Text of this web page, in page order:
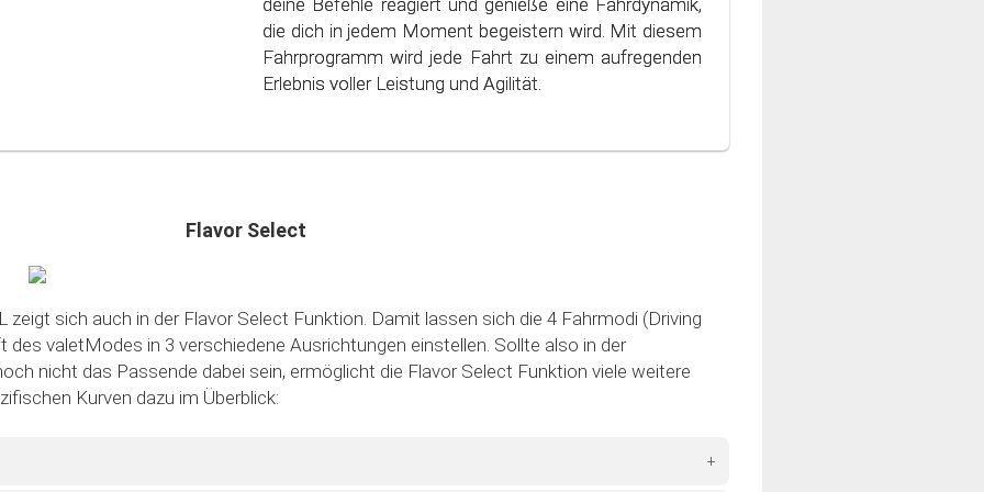
nur deinen Geldbeutel, sondern auch die Umwelt
schonen. Steig ein in die Welt des bewussten und
sparsamen Fahrens!
die dich in jedem Moment begeistern wird. Mit diesem
Fahrprogramm wird jede Fahrt zu einem aufregenden
Erlebnis voller Leistung und Agilität.
Flavor Select
zeigt sich auch in der Flavor Select Funktion. Damit lassen sich die 4 Fahrmodi (Driving
valetModes in 3 verschiedene Ausrichtungen einstellen. Sollte also in der
nicht das Passende dabei sein, ermöglicht die Flavor Select Funktion viele weitere
Kurven dazu im Überblick:
+